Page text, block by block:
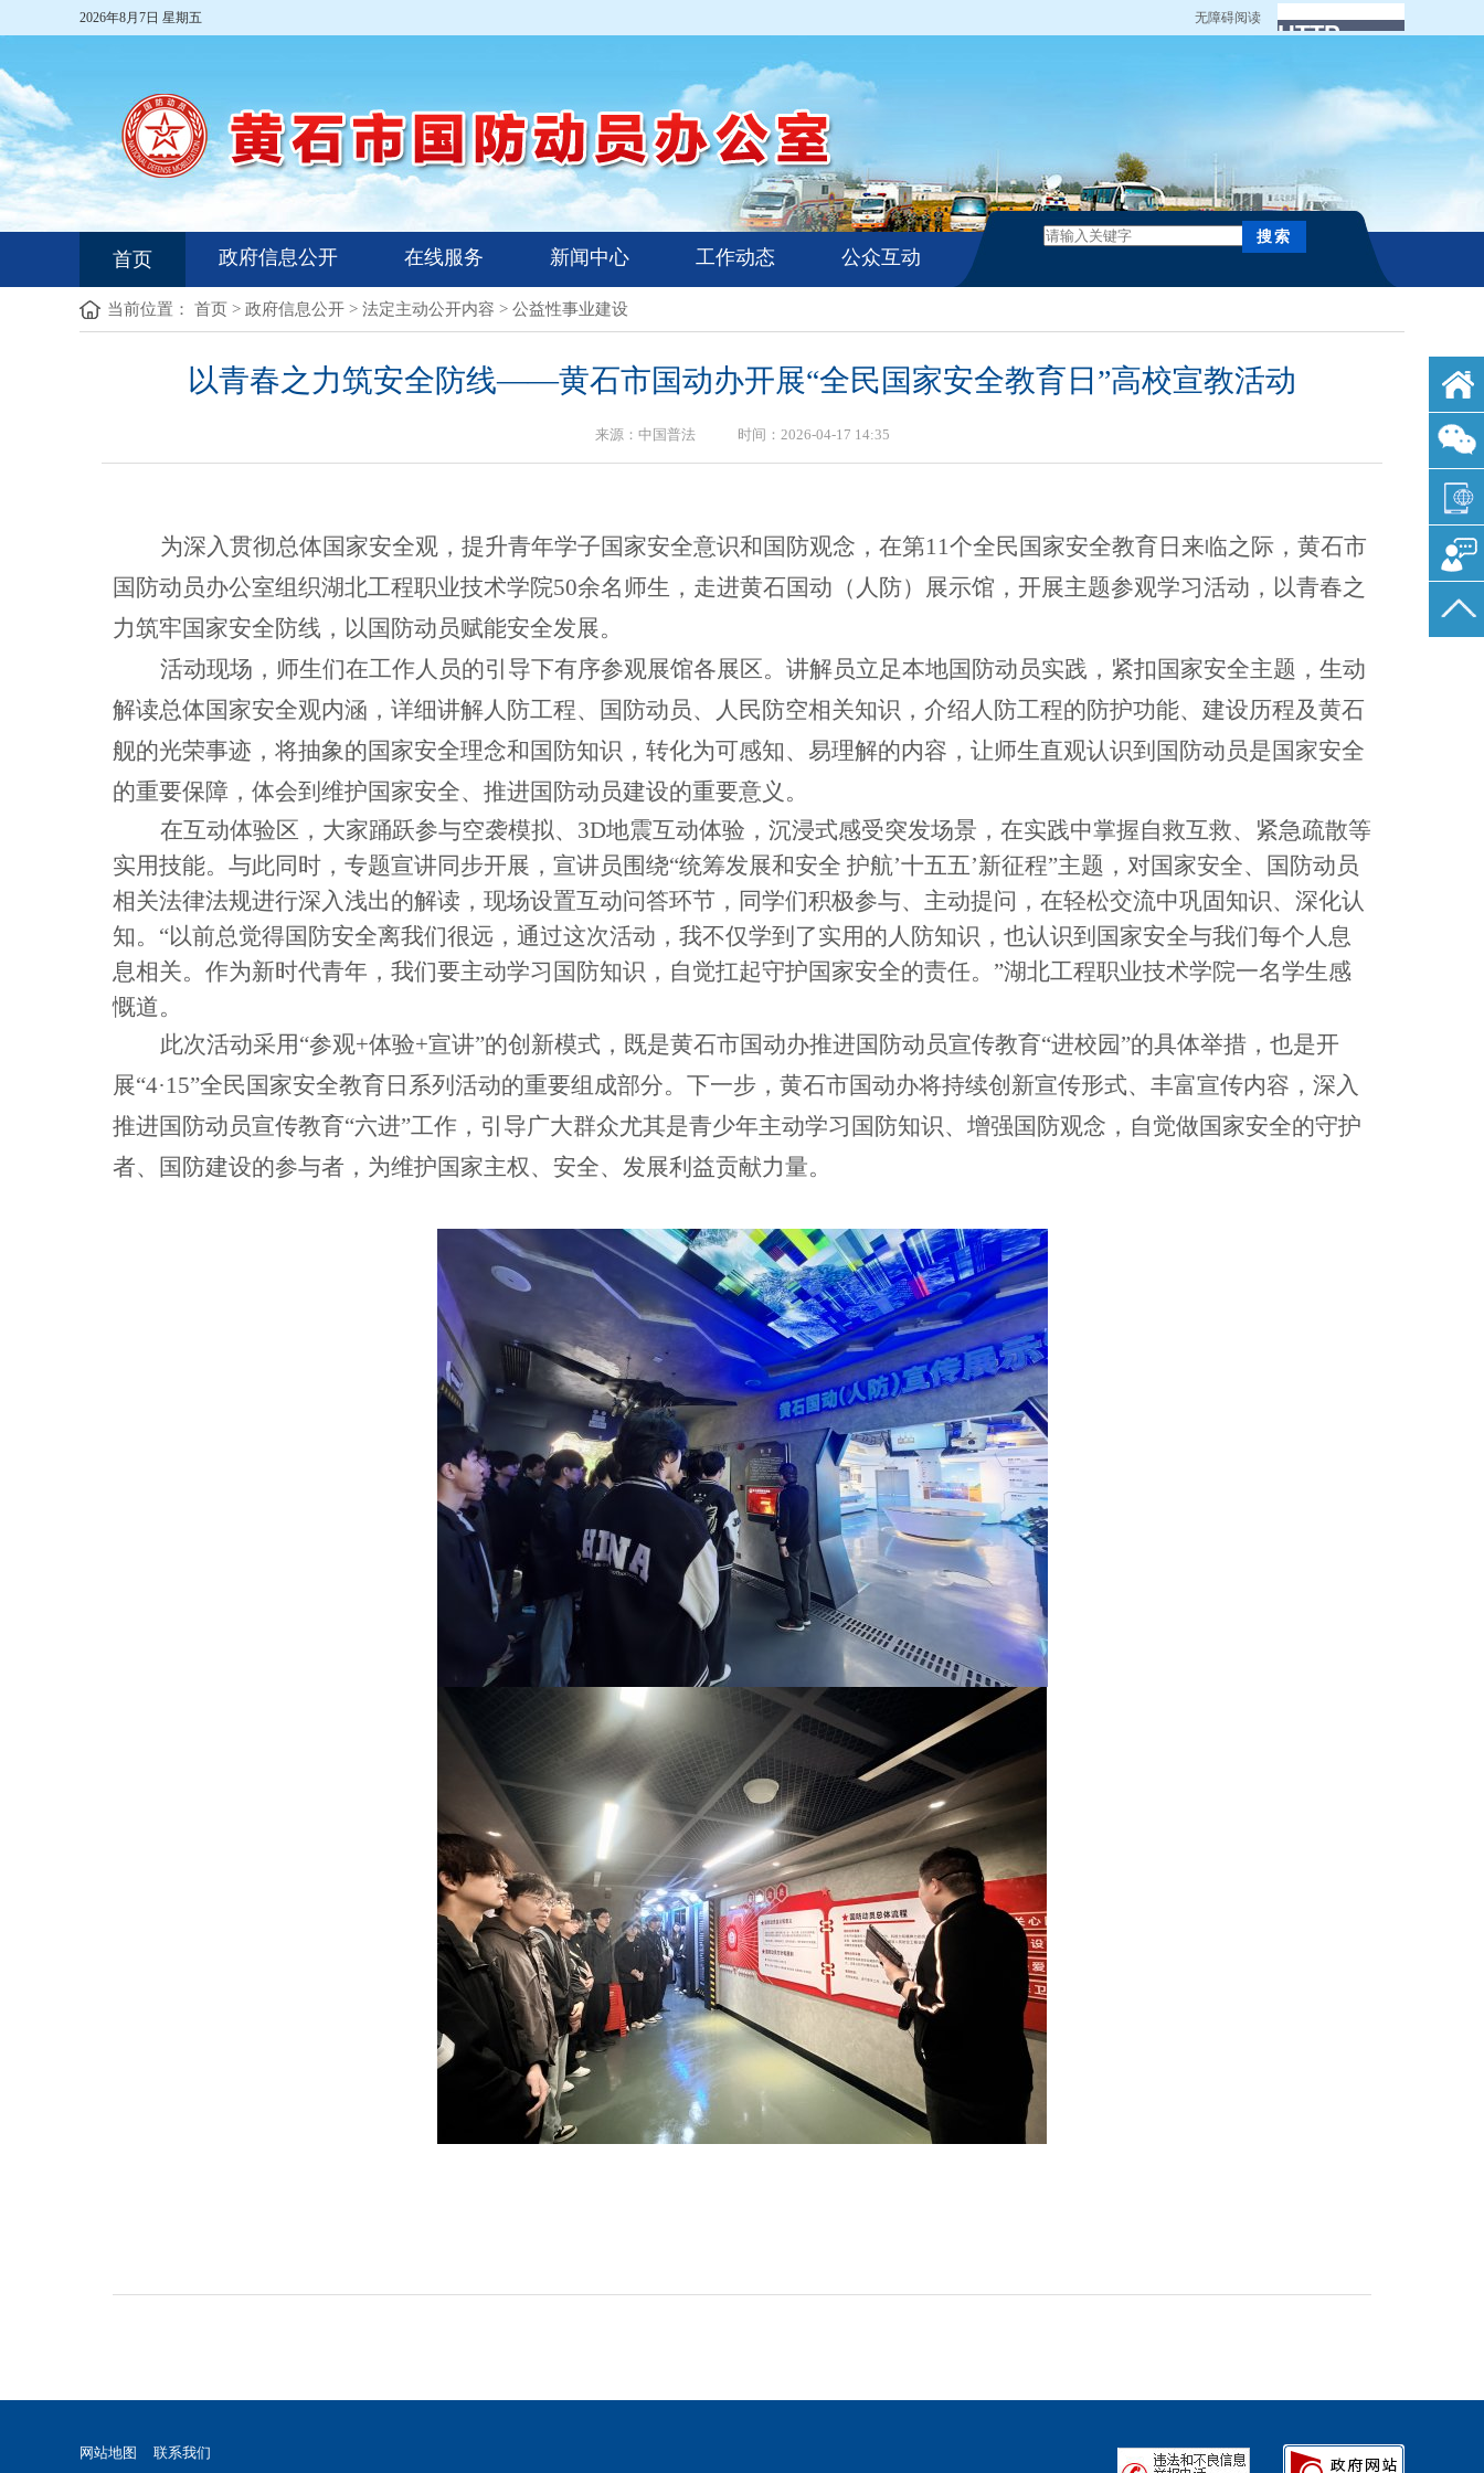
无障碍阅读
2026年8月7日 星期五
首页 政府信息公开 在线服务 新闻中心 工作动态 公众互动
当前位置： 首页 > 政府信息公开 > 法定主动公开内容 > 公益性事业建设
以青春之力筑安全防线——黄石市国动办开展“全民国家安全教育日”高校宣教活动
来源：中国普法 时间：2026-04-17 14:35
为深入贯彻总体国家安全观，提升青年学子国家安全意识和国防观念，在第11个全民国家安全教育日来临之际，黄石市
国防动员办公室组织湖北工程职业技术学院50余名师生，走进黄石国动（人防）展示馆，开展主题参观学习活动，以青春之
力筑牢国家安全防线，以国防动员赋能安全发展。
活动现场，师生们在工作人员的引导下有序参观展馆各展区。讲解员立足本地国防动员实践，紧扣国家安全主题，生动
解读总体国家安全观内涵，详细讲解人防工程、国防动员、人民防空相关知识，介绍人防工程的防护功能、建设历程及黄石
舰的光荣事迹，将抽象的国家安全理念和国防知识，转化为可感知、易理解的内容，让师生直观认识到国防动员是国家安全
的重要保障，体会到维护国家安全、推进国防动员建设的重要意义。
在互动体验区，大家踊跃参与空袭模拟、3D地震互动体验，沉浸式感受突发场景，在实践中掌握自救互救、紧急疏散等
实用技能。与此同时，专题宣讲同步开展，宣讲员围绕“统筹发展和安全 护航’十五五’新征程”主题，对国家安全、国防动员
相关法律法规进行深入浅出的解读，现场设置互动问答环节，同学们积极参与、主动提问，在轻松交流中巩固知识、深化认
知。“以前总觉得国防安全离我们很远，通过这次活动，我不仅学到了实用的人防知识，也认识到国家安全与我们每个人息
息相关。作为新时代青年，我们要主动学习国防知识，自觉扛起守护国家安全的责任。”湖北工程职业技术学院一名学生感
慨道。
此次活动采用“参观+体验+宣讲”的创新模式，既是黄石市国动办推进国防动员宣传教育“进校园”的具体举措，也是开
展“4·15”全民国家安全教育日系列活动的重要组成部分。下一步，黄石市国动办将持续创新宣传形式、丰富宣传内容，深入
推进国防动员宣传教育“六进”工作，引导广大群众尤其是青少年主动学习国防知识、增强国防观念，自觉做国家安全的守护
者、国防建设的参与者，为维护国家主权、安全、发展利益贡献力量。
网站地图 联系我们